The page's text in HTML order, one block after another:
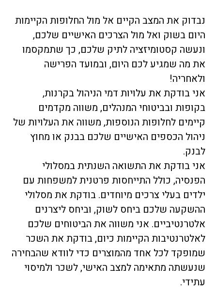
נבדוק את המצב הקיים אל מול החלופות הקיימות
היום בשוק ואל מול הצרכים האישיים שלכם,
ונעשה קסטומיזציה לתיק שלכם, כך שתמקסמו
את מה שמגיע לכם היום, ובמועד הפרישה
ולאחריה!
אני בודקת את עלויות דמי הניהול בקרנות,
בקופות ובביטוחי המנהלים, משווה מקדמים
קיימים לחלופות הנוספות, משווה את העלויות של
ניהול הכספים האישיים שלכם בבנק או מחוץ
לבנק.
אני בודקת את התשואה השנתית במסלולי
הפנסיה, כולל התייחסות פרטנית למשפחות עם
ילדים בעלי צרכים מיוחדים. בודקת את מסלולי
ההשקעה שלכם ביחס לשוק, וביחס ליצרנים
אלטרנטיביים. אני משווה את הביטוחים שלכם
לאלטרנטיבות הקיימות כיום, בודקת את השכר
שמופקד לכל אחד מהמוצרים כדי לוודא שהבחירה
שנעשתה מתאימה למצב האישי, לשכר ולמיסוי
עתידי.